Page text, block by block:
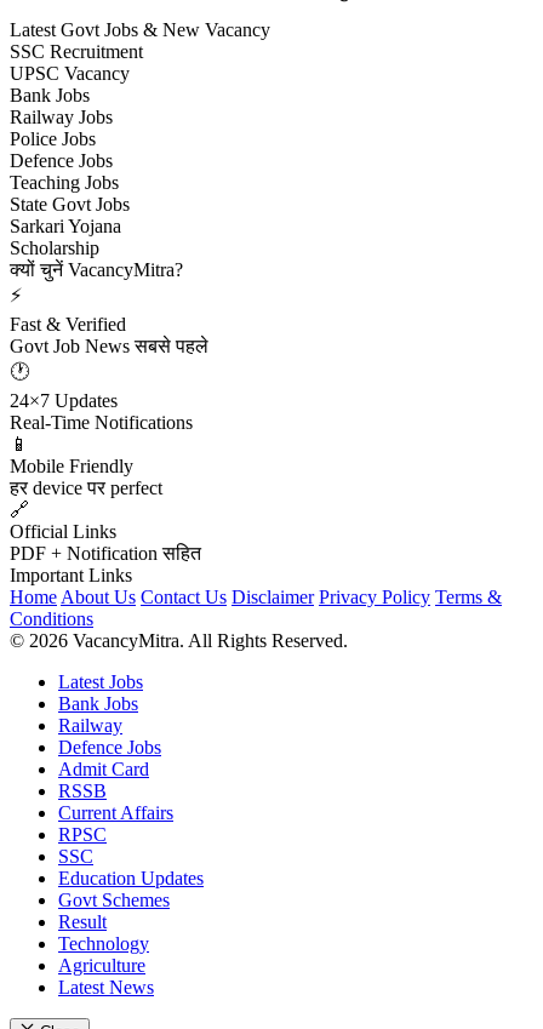
Latest Govt Jobs & New Vacancy
SSC Recruitment
UPSC Vacancy
Bank Jobs
Railway Jobs
Police Jobs
Defence Jobs
Teaching Jobs
State Govt Jobs
Sarkari Yojana
Scholarship
क्यों चुनें VacancyMitra?
⚡
Fast & Verified
Govt Job News सबसे पहले
🕐
24×7 Updates
Real-Time Notifications
📱
Mobile Friendly
हर device पर perfect
🔗
Official Links
PDF + Notification सहित
Important Links
Home About Us Contact Us Disclaimer Privacy Policy Terms &
Conditions
© 2026 VacancyMitra. All Rights Reserved.
Latest Jobs
Bank Jobs
Railway
Defence Jobs
Admit Card
RSSB
Current Affairs
RPSC
SSC
Education Updates
Govt Schemes
Result
Technology
Agriculture
Latest News